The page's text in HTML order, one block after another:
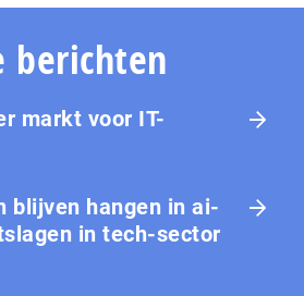
berichten
markt voor IT-
blijven hangen in ai-
in tech-sector